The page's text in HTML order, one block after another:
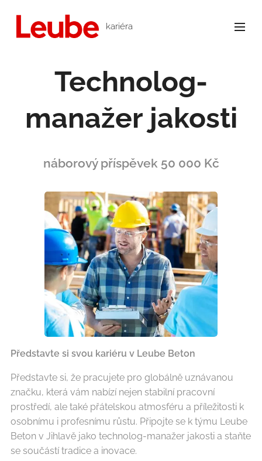
kariéra
Technolog-
manažer jakosti
náborový příspěvek 50 000 Kč
Představte si svou kariéru v Leube Beton
Představte si, že pracujete pro globálně uznávanou
značku, která vám nabízí nejen stabilní pracovní
prostředí, ale také přátelskou atmosféru a příležitosti k
osobnímu i profesnímu růstu. Připojte se k týmu Leube
Beton v Jihlavě jako technolog-manažer jakosti a staňte
se součástí tradice a inovace.